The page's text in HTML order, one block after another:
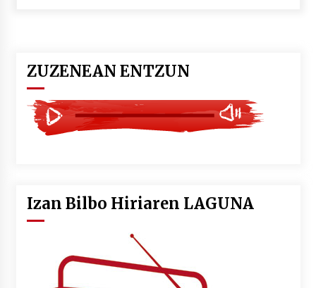
Larunbatean Plentziako Itsas Martxa ospatuko
da
2026/07/07
2026/07/07
Uribitarte40 aretoan
2026/07/03
ZUZENEAN ENTZUN
Izan Bilbo Hiriaren LAGUNA